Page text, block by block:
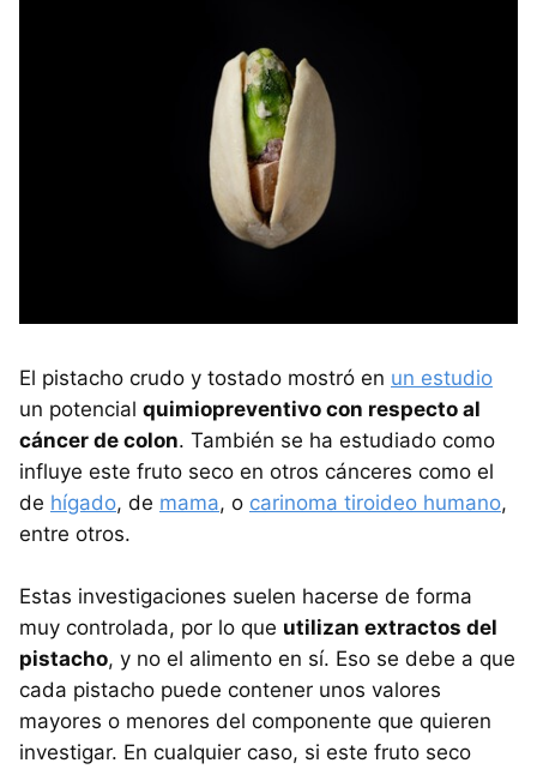
El pistacho crudo y tostado mostró en un estudio
un potencial quimiopreventivo con respecto al
cáncer de colon. También se ha estudiado como
influye este fruto seco en otros cánceres como el
de hígado, de mama, o carinoma tiroideo humano,
entre otros.
Estas investigaciones suelen hacerse de forma
muy controlada, por lo que utilizan extractos del
pistacho, y no el alimento en sí. Eso se debe a que
cada pistacho puede contener unos valores
mayores o menores del componente que quieren
investigar. En cualquier caso, si este fruto seco